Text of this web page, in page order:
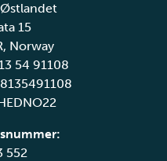
Østlandet
15
Norway
54 91108
552